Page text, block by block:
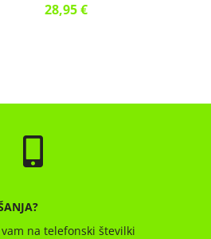
koles
28,95 €
na telefonski številki